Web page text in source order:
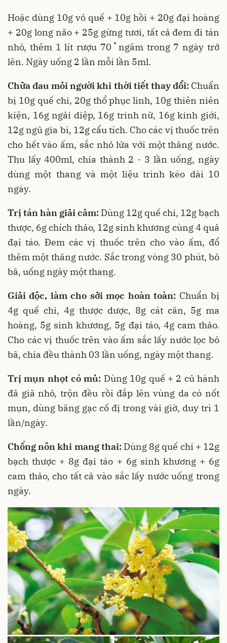
Hoặc dùng 10g vỏ quế + 10g hồi + 20g đại hoàng
+ 20g long não + 25g gừng tươi, tất cả đem đi tán
nhỏ, thêm 1 lít rượu 70 ֯ ngâm trong 7 ngày trở
lên. Ngày uống 2 lần mỗi lần 5ml.
Chữa đau mỏi người khi thời tiết thay đổi: Chuẩn
bị 10g quế chi, 20g thổ phục linh, 10g thiên niên
kiện, 16g ngải diệp, 16g trinh nữ, 16g kinh giới,
12g ngũ gia bì, 12g cẩu tích. Cho các vị thuốc trên
cho hết vào ấm, sắc nhỏ lửa với một thăng nước.
Thu lấy 400ml, chia thành 2 - 3 lần uống, ngày
dùng một thang và một liệu trình kéo dài 10
ngày.
Trị tán hàn giải cảm: Dùng 12g quế chi, 12g bạch
thược, 6g chích thảo, 12g sinh khương cùng 4 quả
đại táo. Đem các vị thuốc trên cho vào ấm, đổ
thêm một thăng nước. Sắc trong vòng 30 phút, bỏ
bã, uống ngày một thang.
Giải độc, làm cho sởi mọc hoàn toàn: Chuẩn bị
4g quế chi, 4g thược dược, 8g cát căn, 5g ma
hoàng, 5g sinh khương, 5g đại táo, 4g cam thảo.
Cho các vị thuốc trên vào ấm sắc lấy nước lọc bỏ
bã, chia đều thành 03 lần uống, ngày một thang.
Trị mụn nhọt có mủ: Dùng 10g quế + 2 củ hành
đã giã nhỏ, trộn đều rồi đắp lên vùng da có nốt
mụn, dùng băng gạc cố đị trong vài giờ, duy trì 1
lần/ngày.
Chống nôn khi mang thai: Dùng 8g quế chi + 12g
bạch thược + 8g đại táo + 6g sinh khương + 6g
cam thảo, cho tất cả vào sắc lấy nước uống trong
ngày.